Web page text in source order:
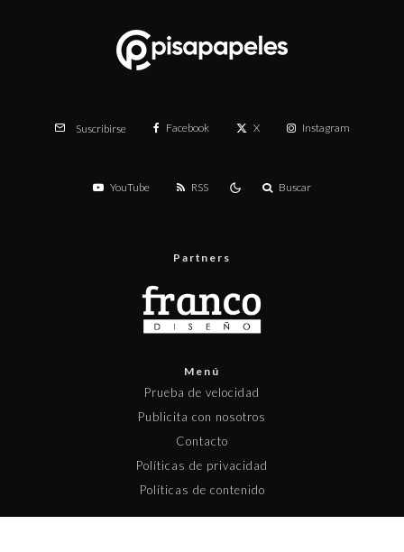
Suscribirse Facebook X Instagram
YouTube RSS Buscar
Partners
Menú
Prueba de velocidad
Publicita con nosotros
Contacto
Políticas de privacidad
Políticas de contenido